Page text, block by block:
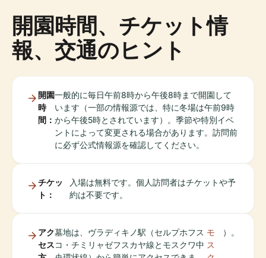
開園時間、チケット情
報、交通のヒント
開園
時
間：
一般的に毎日午前8時から午後8時まで開園して
います（一部の情報源では、特に冬場は午前9時
から午後5時とされています）。季節や特別イベ
ントによって変更される場合があります。訪問前
に必ず公式情報源を確認してください。
チケッ
ト：
入場は無料です。個人訪問者はチケットや予
約は不要です。
アク
セス
墓地は、ヴラディキノ駅（セルプホフス
コ・チミリャゼフスカヤ線とモスクワ中
モ
ス
）。